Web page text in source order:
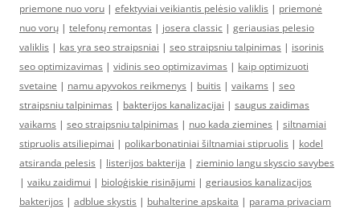
priemone nuo voru | efektyviai veikiantis pelėsio valiklis | priemonė
nuo vorų | telefonų remontas | josera classic | geriausias pelesio
valiklis | kas yra seo straipsniai | seo straipsniu talpinimas | isorinis
seo optimizavimas | vidinis seo optimizavimas | kaip optimizuoti
svetaine | namu apyvokos reikmenys | buitis | vaikams | seo
straipsniu talpinimas | bakterijos kanalizacijai | saugus zaidimas
vaikams | seo straipsniu talpinimas | nuo kada ziemines | siltnamiai
stipruolis atsiliepimai | polikarbonatiniai šiltnamiai stipruolis | kodel
atsiranda pelesis | listerijos bakterija | zieminio langu skyscio savybes
| vaiku zaidimui | bioloģiskie risinājumi | geriausios kanalizacijos
bakterijos | adblue skystis | buhalterine apskaita | parama privaciam